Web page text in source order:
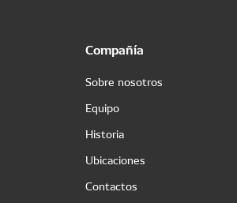
Compañía
Sobre nosotros
Equipo
Historia
Ubicaciones
Contactos